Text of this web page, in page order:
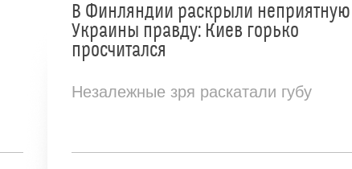
В Финляндии раскрыли
Украины правду: Киев горько
просчитался
Незалежные зря раскатали губу